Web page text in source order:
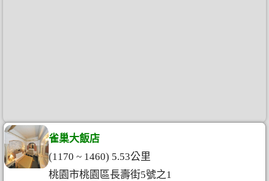
雀巢大飯店
(1170 ~ 1460) 5.53公里
桃園市桃園區長壽街5號之1